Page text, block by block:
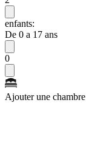
enfants:
De 0 a 17 ans
0
Ajouter une chambre